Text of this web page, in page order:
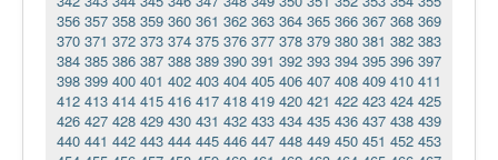
356 357 358 359 360 361 362 363 364 365 366 367 368 369
370 371 372 373 374 375 376 377 378 379 380 381 382 383
384 385 386 387 388 389 390 391 392 393 394 395 396 397
398 399 400 401 402 403 404 405 406 407 408 409 410 411
412 413 414 415 416 417 418 419 420 421 422 423 424 425
426 427 428 429 430 431 432 433 434 435 436 437 438 439
440 441 442 443 444 445 446 447 448 449 450 451 452 453